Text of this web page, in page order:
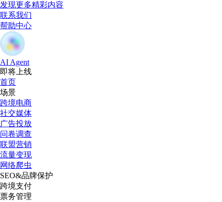
发现更多精彩内容
联系我们
帮助中心
AI Agent
即将上线
首页
场景
跨境电商
社交媒体
广告投放
问卷调查
联盟营销
流量变现
网络爬虫
SEO&品牌保护
跨境支付
票务管理